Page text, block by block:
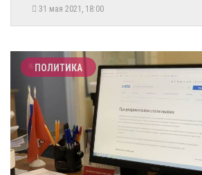
31 мая 2021, 18:00
ПОЛИТИКА